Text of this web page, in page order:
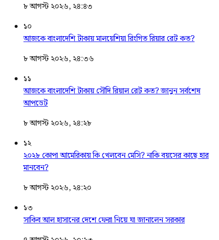
৮ আগস্ট ২০২৬, ২৪:৪৩
১০
আজকে বাংলাদেশি টাকায় মালয়েশিয়া রিংগিত রিয়ার রেট কত?
৮ আগস্ট ২০২৬, ২৪:৩৬
১১
আজকে বাংলাদেশি টাকায় সৌদি রিয়াল রেট কত? জানুন সর্বশেষ
আপডেট
৮ আগস্ট ২০২৬, ২৪:২৮
১২
২০২৮ কোপা আমেরিকায় কি খেলবেন মেসি? নাকি বয়সের কাছে হার
মানবেন?
৮ আগস্ট ২০২৬, ২৪:২০
১৩
সাকিব আল হাসানের দেশে ফেরা নিয়ে যা জানালেন সরকার